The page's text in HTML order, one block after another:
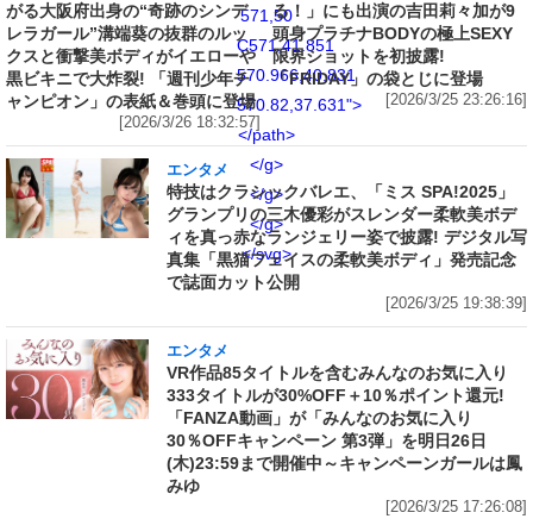
571,50
C571,41.851
570.966,40.831
570.82,37.631">
</path>
</g>
</g>
</g>
</svg>
がる大阪府出身の“奇跡のシンデ
レラガール”溝端葵の抜群のルッ
クスと衝撃美ボディがイエローや
黒ビキニで大炸裂! 「週刊少年チ
ャンピオン」の表紙＆巻頭に登場
[2026/3/26 18:32:57]
る！」にも出演の吉田莉々加が9
頭身プラチナBODYの極上SEXY
限界ショットを初披露!
「FRIDAY」の袋とじに登場
[2026/3/25 23:26:16]
エンタメ
特技はクラシックバレエ、「ミス SPA!2025」
グランプリの三木優彩がスレンダー柔軟美ボデ
ィを真っ赤なランジェリー姿で披露! デジタル写
真集「黒猫フェイスの柔軟美ボディ」発売記念
で誌面カット公開
[2026/3/25 19:38:39]
エンタメ
VR作品85タイトルを含むみんなのお気に入り
333タイトルが30%OFF＋10％ポイント還元!
「FANZA動画」が「みんなのお気に入り
30％OFFキャンペーン 第3弾」を明日26日
(木)23:59まで開催中～キャンペーンガールは鳳
みゆ
[2026/3/25 17:26:08]